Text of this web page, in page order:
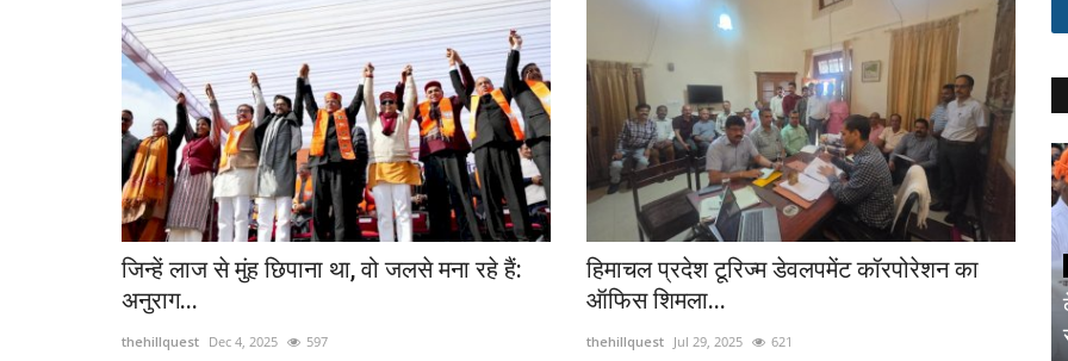
जिन्हें लाज से मुंह छिपाना था, वो जलसे मना रहे हैं:
अनुराग...
thehillquest Dec 4, 2025 597
हिमाचल प्रदेश टूरिज्म डेवलपमेंट कॉरपोरेशन का
ऑफिस शिमला...
thehillquest Jul 29, 2025 621